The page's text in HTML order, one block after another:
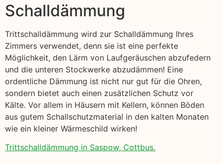
Schalldämmung
Trittschalldämmung wird zur Schalldämmung Ihres
Zimmers verwendet, denn sie ist eine perfekte
Möglichkeit, den Lärm von Laufgeräuschen abzufedern
und die unteren Stockwerke abzudämmen! Eine
ordentliche Dämmung ist nicht nur gut für die Ohren,
sondern bietet auch einen zusätzlichen Schutz vor
Kälte. Vor allem in Häusern mit Kellern, können Böden
aus gutem Schallschutzmaterial in den kalten Monaten
wie ein kleiner Wärmeschild wirken!
Trittschalldämmung in Saspow, Cottbus.